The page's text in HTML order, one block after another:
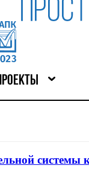
системы